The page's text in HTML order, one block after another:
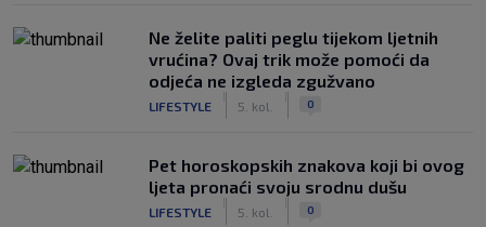
Ne želite paliti peglu tijekom ljetnih
vrućina? Ovaj trik može pomoći da
odjeća ne izgleda zgužvano
LIFESTYLE 5. kol. 0
Pet horoskopskih znakova koji bi ovog
ljeta pronaći svoju srodnu dušu
LIFESTYLE 5. kol. 0